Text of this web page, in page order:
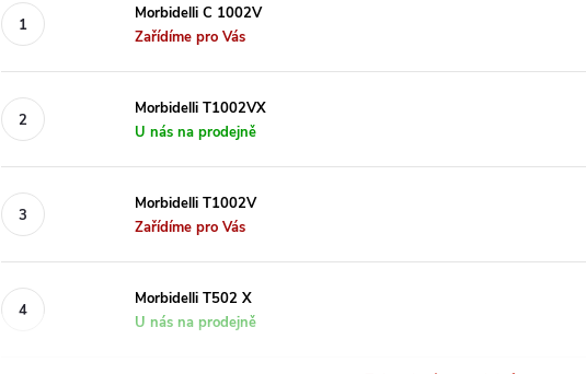
Morbidelli C 1002V
Zařídíme pro Vás
Morbidelli T1002VX
U nás na prodejně
Morbidelli T1002V
Zařídíme pro Vás
Morbidelli T502 X
U nás na prodejně